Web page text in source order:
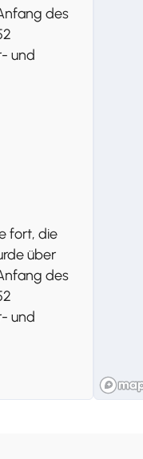
des
und
fort, die
über
des
und